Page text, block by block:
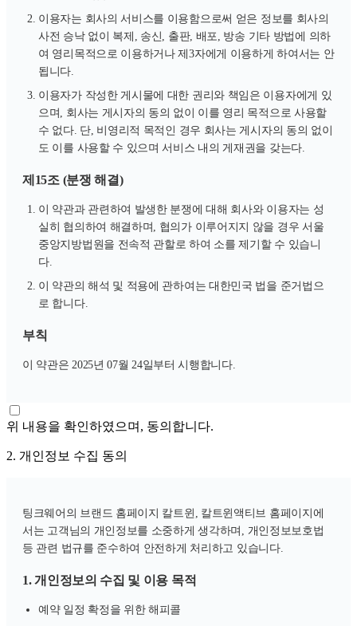
이용자는 회사의 서비스를 이용함으로써 얻은 정보를 회사의
사전 승낙 없이 복제, 송신, 출판, 배포, 방송 기타 방법에 의하
여 영리목적으로 이용하거나 제3자에게 이용하게 하여서는 안
됩니다.
이용자가 작성한 게시물에 대한 권리와 책임은 이용자에게 있
으며, 회사는 게시자의 동의 없이 이를 영리 목적으로 사용할
수 없다. 단, 비영리적 목적인 경우 회사는 게시자의 동의 없이
도 이를 사용할 수 있으며 서비스 내의 게재권을 갖는다.
제15조 (분쟁 해결)
이 약관과 관련하여 발생한 분쟁에 대해 회사와 이용자는 성
실히 협의하여 해결하며, 협의가 이루어지지 않을 경우 서울
중앙지방법원을 전속적 관할로 하여 소를 제기할 수 있습니
다.
이 약관의 해석 및 적용에 관하여는 대한민국 법을 준거법으
로 합니다.
부칙
이 약관은 2025년 07월 24일부터 시행합니다.
위 내용을 확인하였으며, 동의합니다.
2. 개인정보 수집 동의
팅크웨어의 브랜드 홈페이지 칼트윈, 칼트윈액티브 홈페이지에
서는 고객님의 개인정보를 소중하게 생각하며, 개인정보보호법
등 관련 법규를 준수하여 안전하게 처리하고 있습니다.
1. 개인정보의 수집 및 이용 목적
예약 일정 확정을 위한 해피콜